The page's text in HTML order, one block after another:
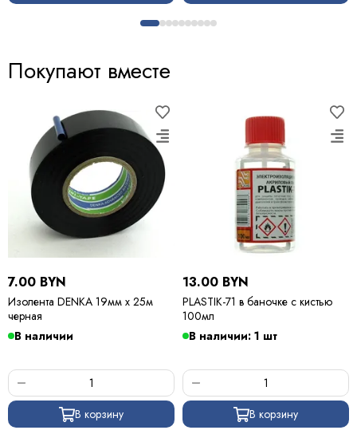
Покупают вместе
7.00 BYN
Изолента DENKA 19мм х 25м
черная
В наличии
В корзину
13.00 BYN
PLASTIK-71 в баночке с кистью
100мл
В наличии: 1 шт
В корзину